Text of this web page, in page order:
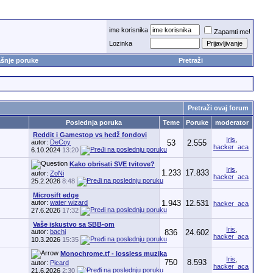
ime korisnika
Zapamti me!
Lozinka
poruke Pretraži
Pretraži ovaj forum
Poslednja poruka Teme Poruke moderator
Reddit i Gamestop vs hedž fondovi
autor: DeCoy
6.10.2024 13:20
53 2.555 Iris
hacker_aca
Kako obrisati SVE tvitove?
autor: ZoNi
25.2.2026 8:48
1.233 17.833 Iris
hacker_aca
Microsift edge
autor: water wizard
27.6.2026 17:32
1.943 12.531 hacker_aca
Vaše iskustvo sa SBB-om
autor: bachi
10.3.2026 15:35
836 24.602 Iris
hacker_aca
Monochrome.tf - lossless muzika
autor: Picard
21.6.2026 2:30
750 8.593 Iris
hacker_aca